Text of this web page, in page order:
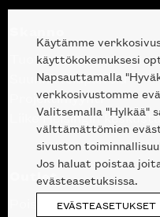
Tuotteet
Suunnittelupalvelu
Projektimyynti
Liike Helsingin
Outlet
Poistuvat mallikappaleet
Käytämme
käyttökokemuksesi
Napsauttamalla
verkkosivustomme
Valitsemalla "Hylkää"
välttämättömien
sivuston
Jos haluat poistaa
evästeasetuksissa.
EVÄSTEASETUKSET